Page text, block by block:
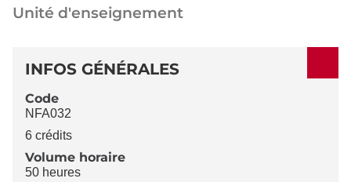
Unité d'enseignement
DÉTAILS
INFOS GÉNÉRALES
Code
NFA032
6 crédits
Volume horaire
50 heures